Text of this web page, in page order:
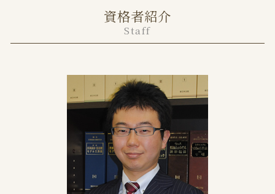
離婚調停 別居
離婚届 提出先
法定養育費 いつから
協議離婚 公正証書
協議離婚 弁護士
離婚協議
養育費 再婚した場合
遺産分割協議書 不動産 共有
任意売却とは わかりやすく
土地境界トラブル 越境
土地の境界 トラブル
家賃滞納 裁判
任意売却とは メリット デメリット
不動産 サブリース
家賃滞納 何も言われない
家賃滞納 時効
港区 離婚 弁護士
中央区 不動産トラブル 弁護士
資格者紹介
Staff